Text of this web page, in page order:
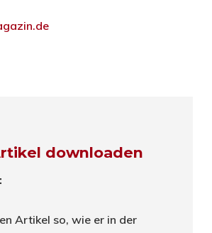
downloaden
Artikel so, wie er in der